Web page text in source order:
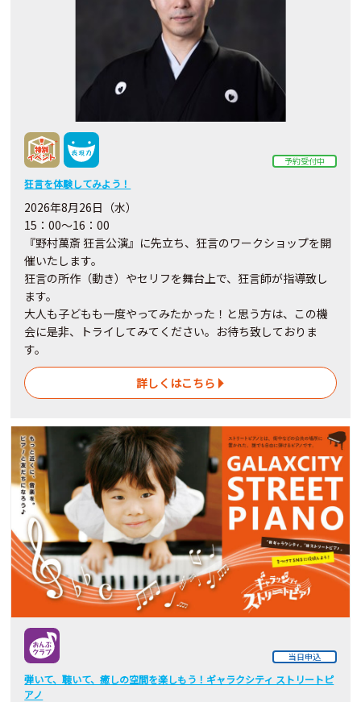
予約受付中
狂言を体験してみよう！
2026年8月26日（水）
15：00～16：00
『野村萬斎 狂言公演』に先立ち、狂言のワークショップを開
催いたします。
狂言の所作（動き）やセリフを舞台上で、狂言師が指導致し
ます。
大人も子どもも一度やってみたかった！と思う方は、この機
会に是非、トライしてみてください。お待ち致しておりま
す。
詳しくはこちら
当日申込
弾いて、聴いて、癒しの空間を楽しもう！ギャラクシティ ストリートピ
アノ